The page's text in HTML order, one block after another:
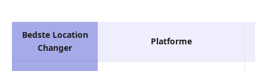
Bedste Location
Changer
Platforme